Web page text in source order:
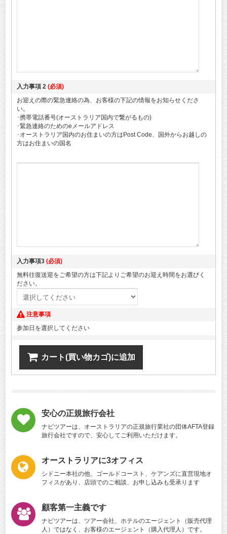
入力事項 2 (必須)
お迎えの際の緊急連絡の為、お客様の下記の情報をお知らせくださ
い。
･携帯電話番号(オーストラリア国内で繋がるもの)
･緊急連絡のためのeメールアドレス
･オーストラリア国内のお住まいの方はPost Code、国外からお越しの
方はお住まいの国名
入力事項3 (必須)
無料往復送迎をご希望の方は下記よりご希望のお迎え時間をお選びく
ださい。
注意事項
参加日を選択してください
カート(買い物カゴ)に追加
安心の正規旅行会社
ナビツアーは、オーストラリアの正規旅行業社の団体AFTA登録
旅行会社ですので、安心してご利用いただけます。
オーストラリアに3オフィス
シドニー本社の他、ゴールドコースト、ケアンズに直営現地オ
フィスがあり、店頭でのご相談、お申し込みも受承ります
顧客第一主義です
ナビツアーは、ツアー会社、ホテルのエージェント（販売代理
人）ではなく、お客様のエージェント（購入代理人）です。